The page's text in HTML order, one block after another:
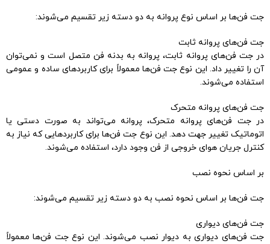
جت فن‌ها بر اساس نوع پروانه به دو دسته زیر تقسیم می‌شوند:
جت فن‌های پروانه ثابت
در جت فن‌های پروانه ثابت، پروانه به بدنه فن متصل است و نمی‌توان
آن را تغییر داد. این نوع جت فن‌ها معمولاً برای کاربردهای ساده و عمومی
استفاده می‌شوند.
جت فن‌های پروانه متحرک
در جت فن‌های پروانه متحرک، پروانه می‌تواند به صورت دستی یا
اتوماتیک تغییر جهت دهد. این نوع جت فن‌ها برای کاربردهایی که نیاز به
کنترل جریان هوای خروجی از فن وجود دارد، استفاده می‌شوند.
بر اساس نحوه نصب
جت فن‌ها بر اساس نحوه نصب به دو دسته زیر تقسیم می‌شوند:
جت فن‌های دیواری
جت فن‌های دیواری به دیوار نصب می‌شوند. این نوع جت فن‌ها معمولاً